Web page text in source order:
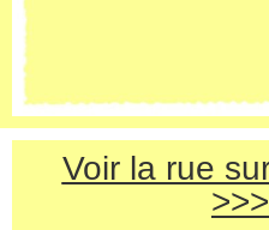
Voir la rue